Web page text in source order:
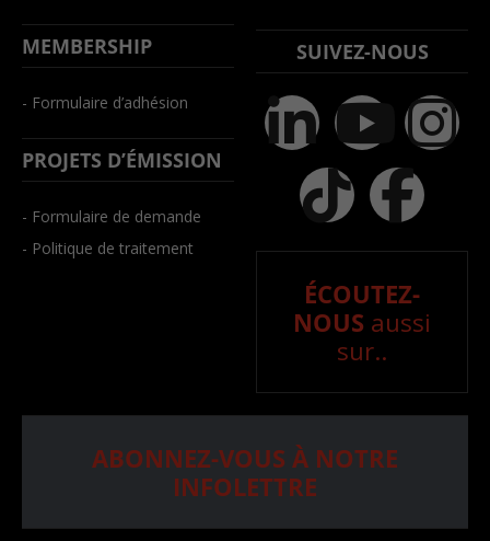
MEMBERSHIP
- Formulaire d’adhésion
PROJETS D’ÉMISSION
- Formulaire de demande
- Politique de traitement
SUIVEZ-NOUS
ÉCOUTEZ-
NOUS aussi
sur..
ABONNEZ-VOUS À NOTRE
INFOLETTRE